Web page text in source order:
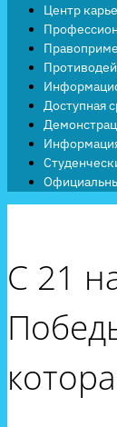
Центр
Доступная
С 21